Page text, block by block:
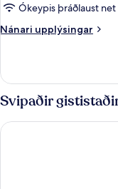
Ókeypis þráðlaust net
Nánari upplýsingar
Nánari
Svipaðir
Leonardo Plaza Cypria